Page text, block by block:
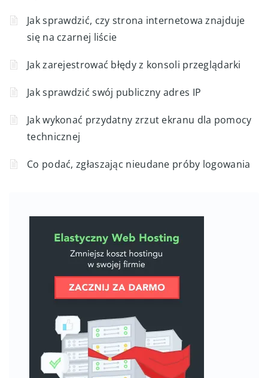
Jak sprawdzić, czy strona internetowa znajduje
się na czarnej liście
Jak zarejestrować błędy z konsoli przeglądarki
Jak sprawdzić swój publiczny adres IP
Jak wykonać przydatny zrzut ekranu dla pomocy
technicznej
Co podać, zgłaszając nieudane próby logowania